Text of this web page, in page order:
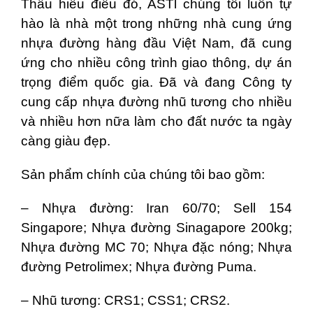
Thấu hiểu điều đó, ASTl chúng tôi luôn tự
hào là nhà một trong những nhà cung ứng
nhựa đường hàng đầu Việt Nam, đã cung
ứng cho nhiều công trình giao thông, dự án
trọng điểm quốc gia. Đã và đang Công ty
cung cấp nhựa đường nhũ tương cho nhiều
và nhiều hơn nữa làm cho đất nước ta ngày
càng giàu đẹp.
Sản phẩm chính của chúng tôi bao gồm:
– Nhựa đường: Iran 60/70; Sell 154
Singapore; Nhựa đường Sinagapore 200kg;
Nhựa đường MC 70; Nhựa đặc nóng; Nhựa
đường Petrolimex; Nhựa đường Puma.
– Nhũ tương: CRS1; CSS1; CRS2.